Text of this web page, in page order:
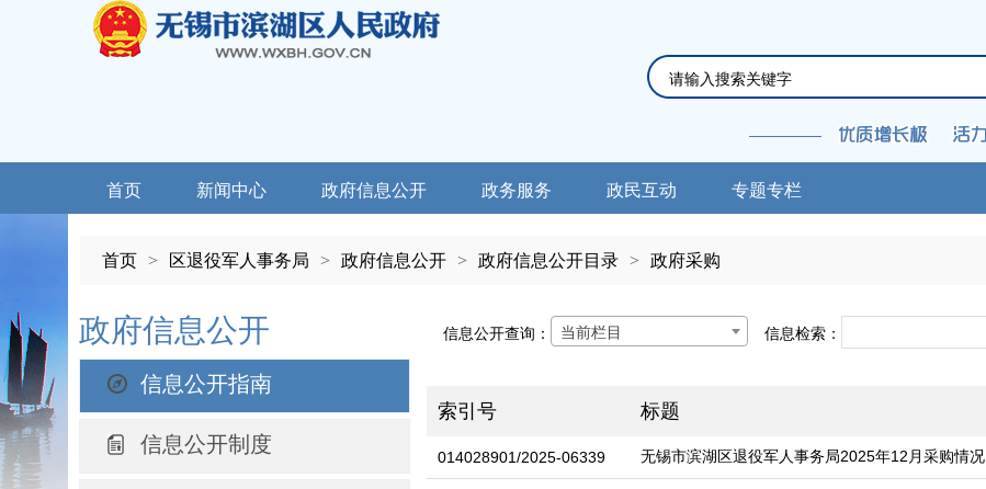
首页 新闻中心 政府信息公开 政务服务 政民互动 专题专栏
首页 > 区退役军人事务局 > 政府信息公开 > 政府信息公开目录 > 政府采购
政府信息公开
信息公开指南
信息公开制度
信息公开查询： 当前栏目 信息检索：
索引号 标题
014028901/2025-06339 无锡市滨湖区退役军人事务局2025年12月采购情况